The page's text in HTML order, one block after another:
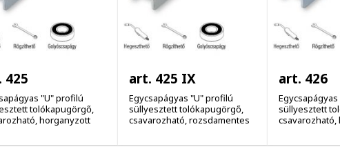
425
"U" profilú
tolókapugörgő,
horganyzott
art. 425 IX
Egycsapágyas "U" profilú
süllyesztett tolókapugörgő,
csavarozható, rozsdamentes
art. 426
süllyesztett